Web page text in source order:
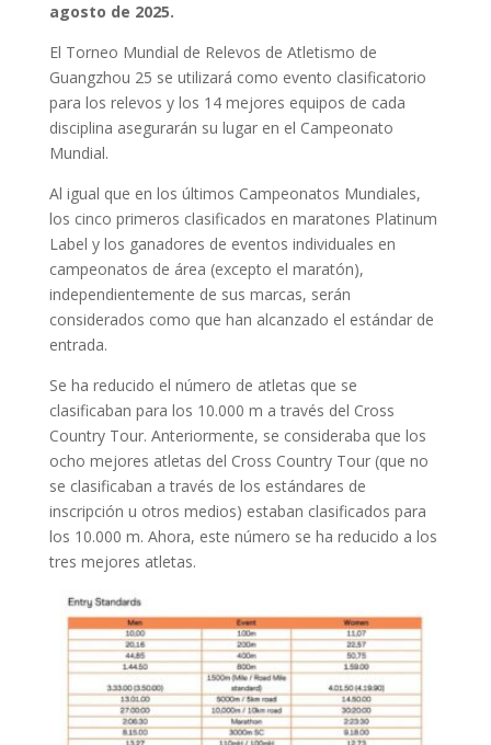
agosto de 2025.
El Torneo Mundial de Relevos de Atletismo de
Guangzhou 25 se utilizará como evento clasificatorio
para los relevos y los 14 mejores equipos de cada
disciplina asegurarán su lugar en el Campeonato
Mundial.
Al igual que en los últimos Campeonatos Mundiales,
los cinco primeros clasificados en maratones Platinum
Label y los ganadores de eventos individuales en
campeonatos de área (excepto el maratón),
independientemente de sus marcas, serán
considerados como que han alcanzado el estándar de
entrada.
Se ha reducido el número de atletas que se
clasificaban para los 10.000 m a través del Cross
Country Tour. Anteriormente, se consideraba que los
ocho mejores atletas del Cross Country Tour (que no
se clasificaban a través de los estándares de
inscripción u otros medios) estaban clasificados para
los 10.000 m. Ahora, este número se ha reducido a los
tres mejores atletas.